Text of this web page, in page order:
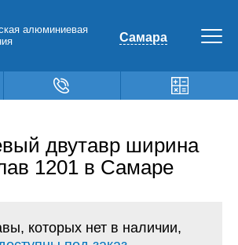
алюминиевая
Самара
двутавр ширина
1201 в Самаре
которых нет в наличии,